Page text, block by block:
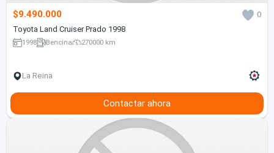
$9.490.000
0
Toyota Land Cruiser Prado 1998
1998 Bencina 270000 km
La Reina
Contactar ahora